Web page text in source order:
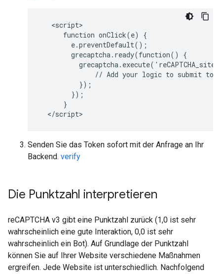
   <script>
      function onClick(e) {
        e.preventDefault();
        grecaptcha.ready(function() {
// Add your logic to submit to
          });
        });
      }
Senden Sie das Token sofort mit der Anfrage an Ihr
Backend. verify
Die Punktzahl interpretieren
reCAPTCHA v3 gibt eine Punktzahl zurück (1,0 ist sehr
wahrscheinlich eine gute Interaktion, 0,0 ist sehr
wahrscheinlich ein Bot). Auf Grundlage der Punktzahl
können Sie auf Ihrer Website verschiedene Maßnahmen
ergreifen. Jede Website ist unterschiedlich. Nachfolgend